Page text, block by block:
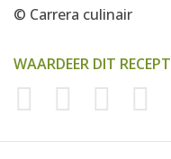
© Carrera culinair
WAARDEER DIT RECEPT